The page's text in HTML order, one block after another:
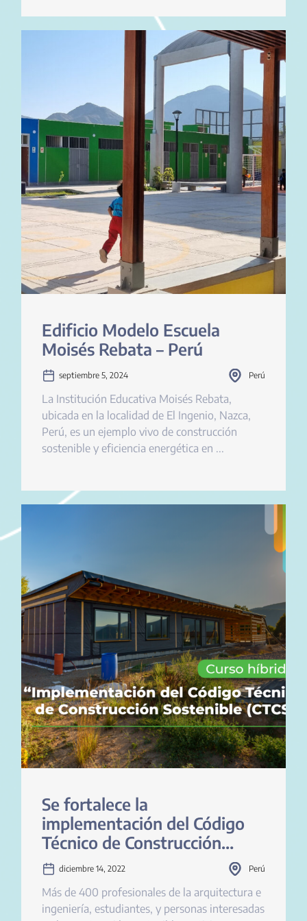
Edificio Modelo Escuela
Moisés Rebata – Perú
septiembre 5, 2024 Perú
La Institución Educativa Moisés Rebata,
ubicada en la localidad de El Ingenio, Nazca,
Perú, es un ejemplo vivo de construcción
sostenible y eficiencia energética en ...
Se fortalece la
implementación del Código
Técnico de Construcción
Sostenible en Perú
diciembre 14, 2022 Perú
Más de 400 profesionales de la arquitectura e
ingeniería, estudiantes, y personas interesadas